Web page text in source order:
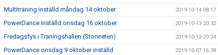
Multiträning inställd måndag 14 oktober 2019-10-14 08:17
PowerDance inställd onsdag 16 oktober 2019-10-13 20:32
Fredagsfys i Träningshallen (Storvreten) 2019-10-13 20:24
PowerDance onsdag 9 oktober inställd 2019-10-07 16:38